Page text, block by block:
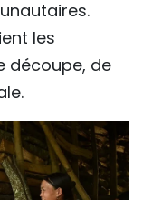
les
découpe, de